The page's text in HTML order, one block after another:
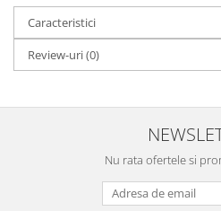
Caracteristici
Review-uri(0)
Nu rata ofertele si